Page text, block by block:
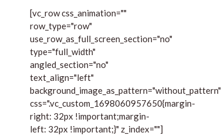
[vc_row css_animation=""
row_type="row"
use_row_as_full_screen_section="no"
type="full_width"
angled_section="no"
text_align="left"
background_image_as_pattern="without_pattern"
css=".vc_custom_1698060957650{margin-
right: 32px !important;margin-
left: 32px !important;}" z_index=""]